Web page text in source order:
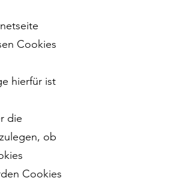
Cookies
hierfür ist
die
ob
Cookies